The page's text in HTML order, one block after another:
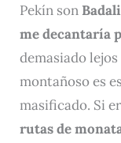
Pekín son
me decantaría
demasiado
montañoso es
masificado. Si
rutas de